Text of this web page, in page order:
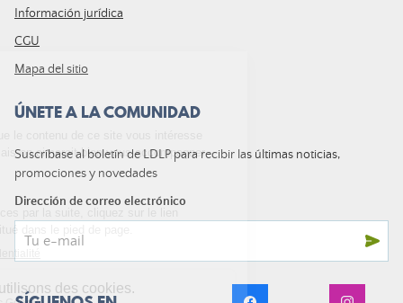
Información jurídica
CGU
Mapa del sitio
ÚNETE A LA COMUNIDAD
Suscríbase al boletín de LDLP para recibir las últimas noticias,
promociones y novedades
Dirección de correo electrónico